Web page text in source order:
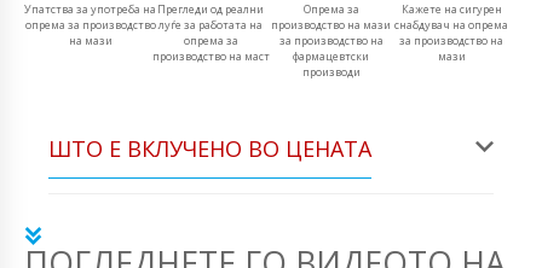
Упатства за употреба на
опрема за производство
на мази
Прегледи од реални
луѓе за работата на
опрема за
производство на маст
Опрема за
производство на мази
за производство на
фармацевтски
производи
Кажете на сигурен
снабдувач на опрема
за производство на
мази
ШТО Е ВКЛУЧЕНО ВО ЦЕНАТА